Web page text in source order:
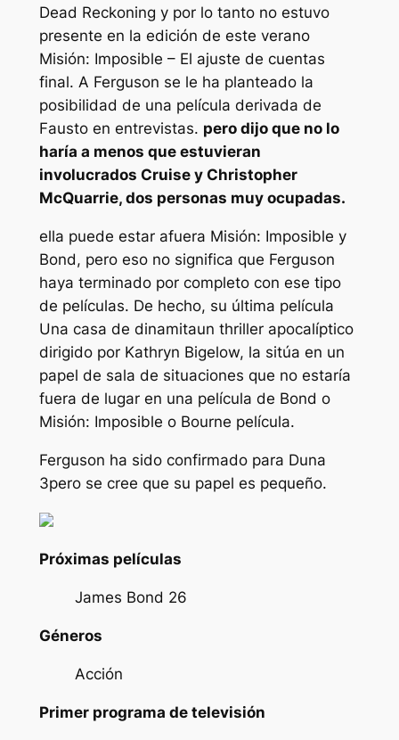
Dead Reckoning y por lo tanto no estuvo
presente en la edición de este verano
Misión: Imposible – El ajuste de cuentas
final. A Ferguson se le ha planteado la
posibilidad de una película derivada de
Fausto en entrevistas. pero dijo que no lo
haría a menos que estuvieran
involucrados Cruise y Christopher
McQuarrie, dos personas muy ocupadas.
ella puede estar afuera Misión: Imposible y
Bond, pero eso no significa que Ferguson
haya terminado por completo con ese tipo
de películas. De hecho, su última película
Una casa de dinamitaun thriller apocalíptico
dirigido por Kathryn Bigelow, la sitúa en un
papel de sala de situaciones que no estaría
fuera de lugar en una película de Bond o
Misión: Imposible o Bourne película.
Ferguson ha sido confirmado para Duna
3pero se cree que su papel es pequeño.
Próximas películas
James Bond 26
Géneros
Acción
Primer programa de televisión